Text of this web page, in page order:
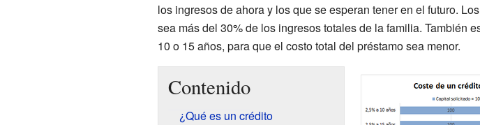
los ingresos de ahora y los que se esperan tener en el futuro.
sea más del 30% de los ingresos totales de la familia. También
10 o 15 años, para que el costo total del préstamo sea menor.
Contenido
¿Qué es un crédito